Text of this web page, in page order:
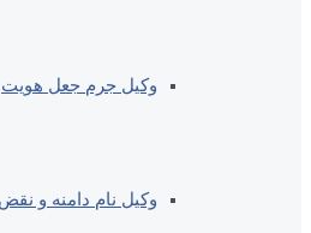
وکیل جرم جعل هویت
وکیل نام دامنه و